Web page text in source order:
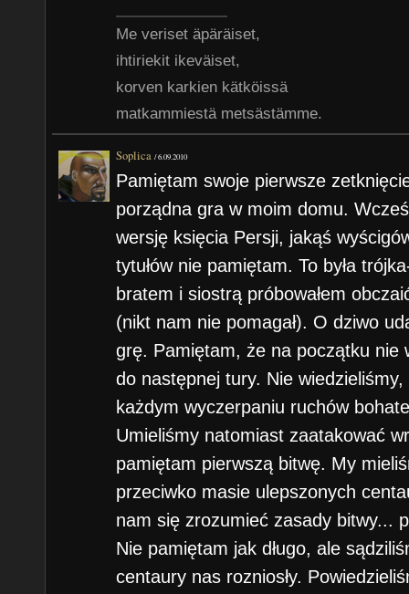
Me veriset äpäräiset,
ihtiriekit ikeväiset,
korven karkien kätköissä
matkammiestä metsästämme.
Soplica /6.09.2010
Pamiętam swoje pierwsze
porządna gra w moim domu.
wersję księcia Persji, jakąś
tytułów nie pamiętam. To była
bratem i siostrą próbowałem
(nikt nam nie pomagał). O dziwo
grę. Pamiętam, że na początku nie
do następnej tury. Nie
każdym wyczerpaniu ruchów
Umieliśmy natomiast zaatakować
pamiętam pierwszą bitwę. My
przeciwko masie ulepszonych
nam się zrozumieć zasady bitwy...
Nie pamiętam jak długo, ale
centaury nas rozniosły.